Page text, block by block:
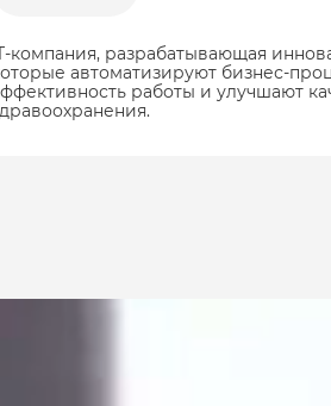
компания, разрабатывающая
автоматизируют бизнес-
работы и улучшают